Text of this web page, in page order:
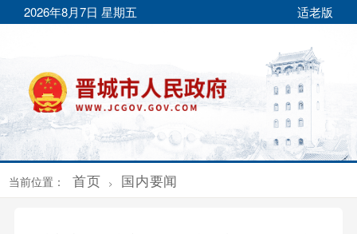
2026年8月7日 星期五 适老版
当前位置： 首页 > 国内要闻